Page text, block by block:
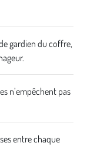
gardien du coffre,
n’empêchent pas
entre chaque